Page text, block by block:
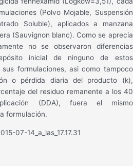
(Polvo Mojable, Suspensión
Soluble), aplicados a manzana
(Sauvignon blanc). Como se aprecia
no se observaron diferencias
inicial de ninguno de estos
formulaciones, asi como tampoco
o pérdida diaria del producto (k),
del residuo remanente a los 40
(DDA), fuera el mismo
formulación.